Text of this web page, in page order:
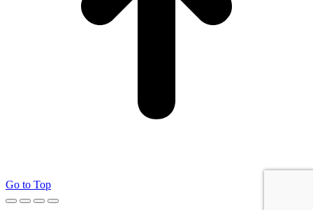
Go to Top